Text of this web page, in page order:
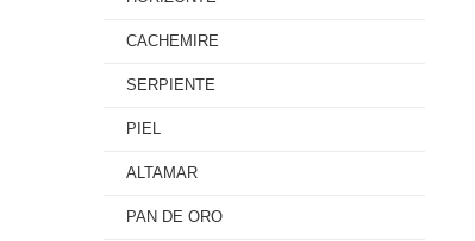
CACHEMIRE
SERPIENTE
PIEL
ALTAMAR
PAN DE ORO